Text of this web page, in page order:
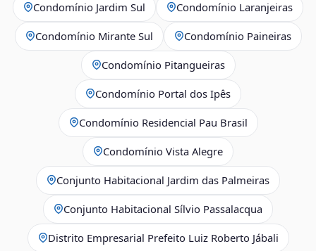
Condomínio Jardim Sul Condomínio Laranjeiras
Condomínio Mirante Sul Condomínio Paineiras
Condomínio Pitangueiras
Condomínio Portal dos Ipês
Condomínio Residencial Pau Brasil
Condomínio Vista Alegre
Conjunto Habitacional Jardim das Palmeiras
Conjunto Habitacional Sílvio Passalacqua
Distrito Empresarial Prefeito Luiz Roberto Jábali